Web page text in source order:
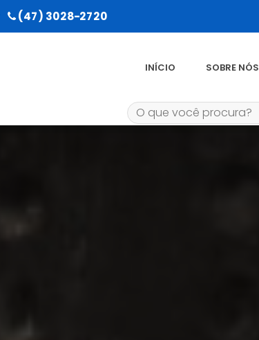
(47) 3028-2720
INÍCIO SOBRE NÓS